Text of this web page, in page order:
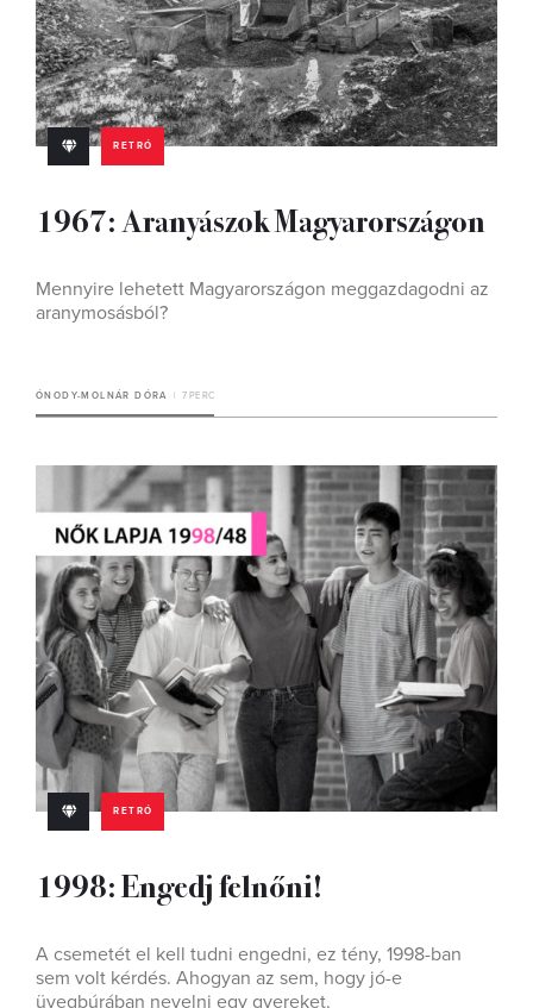
RETRÓ
1967: Aranyászok Magyarországon
Mennyire lehetett Magyarországon meggazdagodni az
aranymosásból?
ÓNODY-MOLNÁR DÓRA 7 PERC
RETRÓ
1998: Engedj felnőni!
A csemetét el kell tudni engedni, ez tény, 1998-ban
sem volt kérdés. Ahogyan az sem, hogy jó-e
üvegbúrában nevelni egy gyereket.